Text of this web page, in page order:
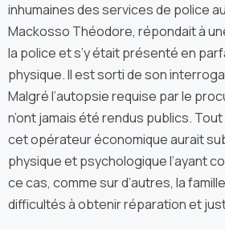
inhumaines des services de police
Mackosso Théodore, répondait à
la police et s’y était présenté en
physique. Il est sorti de son
Malgré l’autopsie requise par le
n’ont jamais été rendus publics.
cet opérateur économique aurait
physique et psychologique l‘ayant
ce cas, comme sur d’autres, la
difficultés à obtenir réparation et